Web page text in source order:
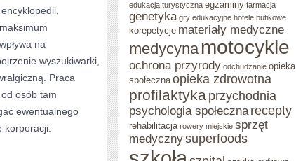
na
wyszukiwarki,
Praca
osób tam
ewentualnego
korporacji.
edukacja turystyczna egzaminy farmacja
genetyka gry edukacyjne hotele butikowe
korepetycje materiały medyczne
medycyna motocykle
ochrona przyrody odchudzanie opieka
społeczna opieka zdrowotna
profilaktyka przychodnia
psychologia społeczna recepty
rehabilitacja rowery miejskie sprzęt
medycznysuperfoods